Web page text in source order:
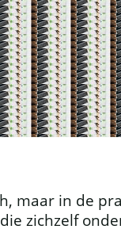
maar in de
zichzelf